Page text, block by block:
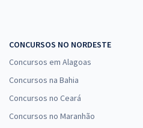
CONCURSOS NO NORDESTE
Concursos em Alagoas
Concursos na Bahia
Concursos no Ceará
Concursos no Maranhão